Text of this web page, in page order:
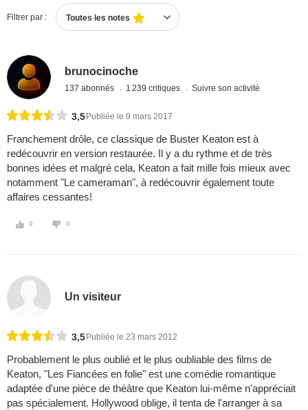
Filtrer par : Toutes les notes
brunocinoche
137 abonnés 1 239 critiques Suivre son activité
3,5 Publiée le 9 mars 2017
Franchement drôle, ce classique de Buster Keaton est à
redécouvrir en version restaurée. Il y a du rythme et de très
bonnes idées et malgré cela, Keaton a fait mille fois mieux avec
notamment "Le cameraman", à redécouvrir également toute
affaires cessantes!
0 0
Un visiteur
3,5 Publiée le 23 mars 2012
Probablement le plus oublié et le plus oubliable des films de
Keaton, "Les Fiancées en folie" est une comédie romantique
adaptée d'une pièce de théâtre que Keaton lui-même n'appréciait
pas spécialement. Hollywood oblige, il tenta de l'arranger à sa